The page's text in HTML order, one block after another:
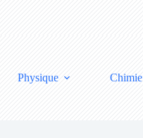
Physique Chimie